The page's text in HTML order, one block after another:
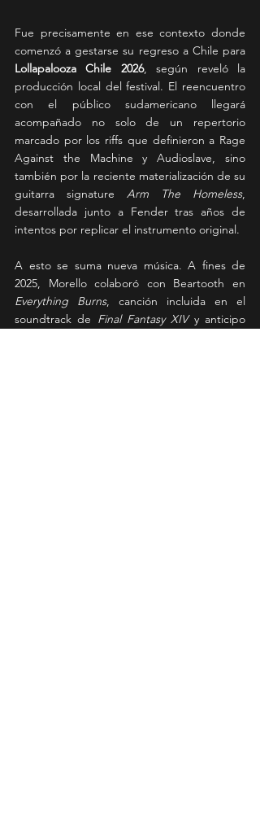
Fue precisamente en ese contexto donde
Lollapalooza Chile 2026, según reveló la
producción local del festival. El reencuentro
con el público sudamericano llegará
acompañado no solo de un repertorio
marcado por los riffs que definieron a Rage
Against the Machine y Audioslave, sino
también por la reciente materialización de su
guitarra signature Arm The Homeless,
desarrollada junto a Fender tras años de
intentos por replicar el instrumento original.
A esto se suma nueva música. A fines de
Everything Burns, canción incluida en el
soundtrack de Final Fantasy XIV y anticipo